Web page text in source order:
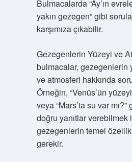
Bulmacalarda “Ay’ın
yakın gezegen” gibi
karşımıza çıkabilir.
Gezegenlerin Yüzeyi ve
bulmacalar, gezegenlerin
ve atmosferi hakkında
Örneğin, “Venüs’ün
veya “Mars’ta su var
doğru yanıtlar verebilmek
gezegenlerin temel
gerekir.